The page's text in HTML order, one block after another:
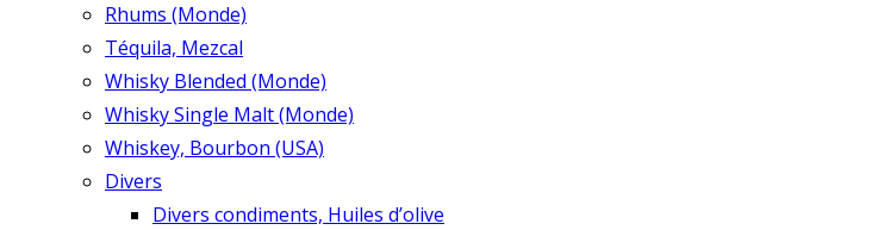
Rhums (Monde)
Téquila, Mezcal
Whisky Blended (Monde)
Whisky Single Malt (Monde)
Whiskey, Bourbon (USA)
Divers
Divers condiments, Huiles d’olive